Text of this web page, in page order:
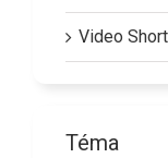
Video
Téma